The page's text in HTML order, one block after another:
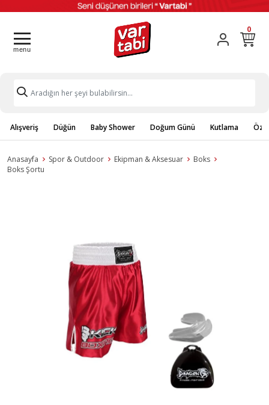
0
Alışveriş Düğün Baby Shower Doğum Günü Kutlama
Anasayfa Spor & Outdoor Ekipman & Aksesuar
Boks
Boks Şortu